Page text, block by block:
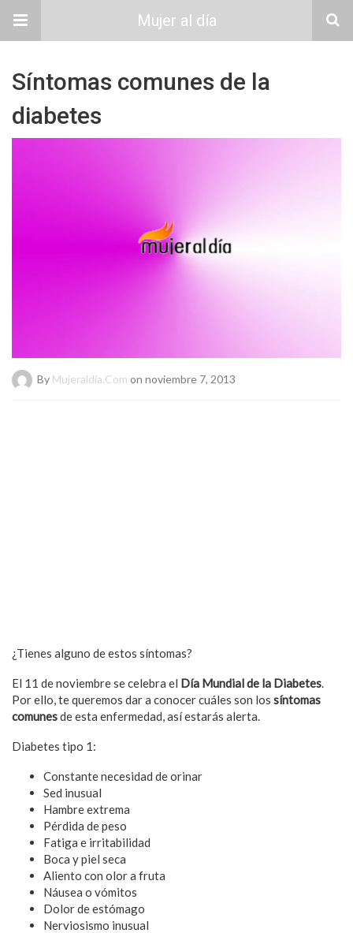
Mujer al día
Síntomas comunes de la
diabetes
By Mujeraldia.com on noviembre 7, 2013
¿Tienes alguno de estos síntomas?
El 11 de noviembre se celebra el Día Mundial de la Diabetes.
Por ello, te queremos dar a conocer cuáles son los síntomas
comunesde esta enfermedad, así estarás alerta.
Diabetes tipo 1:
Constante necesidad de orinar
Sed inusual
Hambre extrema
Pérdida de peso
Fatiga e irritabilidad
Boca y piel seca
Aliento con olor a fruta
Náusea o vómitos
Dolor de estómago
Nerviosismo inusual